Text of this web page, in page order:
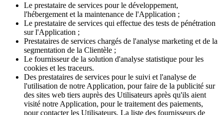
Le prestataire de services pour le développement,
l'hébergement et la maintenance de l'Application ;
Le prestataire de services qui effectue des tests de pénétration
sur l'Application ;
Prestataires de services chargés de l'analyse marketing et de la
segmentation de la Clientèle ;
Le fournisseur de la solution d'analyse statistique pour les
cookies et les traceurs.
Des prestataires de services pour le suivi et l'analyse de
l'utilisation de notre Application, pour faire de la publicité sur
des sites web tiers auprès des Utilisateurs après qu'ils aient
visité notre Application, pour le traitement des paiements,
pour contacter les Utilisateurs. La liste des fournisseurs de